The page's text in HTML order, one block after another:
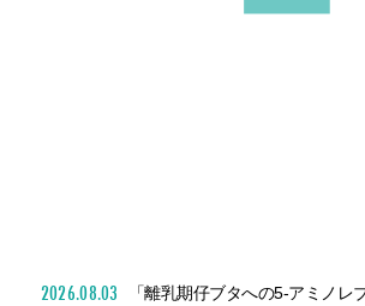
2026.08.03